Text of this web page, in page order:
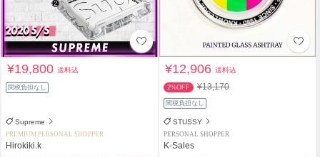
¥19,800送料込
関税負担なし
Supreme
PREMIUM PERSONAL SHOPPER
Hirokiki.k
¥12,906送料込
2%OFF ¥13,170
関税負担なし
STUSSY
PERSONAL SHOPPER
K-Sales